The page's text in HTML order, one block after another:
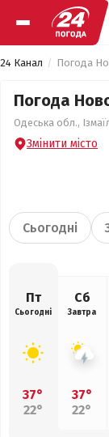
24 Канал Погода
Погода
Одеська обл.,
Змінити місто
Сьогодні
Пт
Сьогодні
37°
22°
Сб
Завтра
37°
22°